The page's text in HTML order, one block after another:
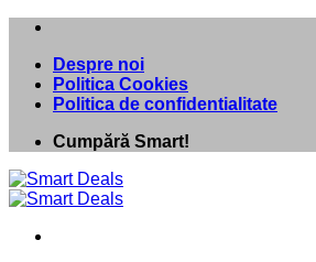
Skip
contentDespre noi
Politica Cookies
Politica de confidentialitate
Cumpără Smart!